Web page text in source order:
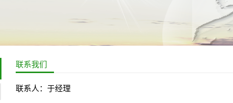
联系我们
联系人：于经理